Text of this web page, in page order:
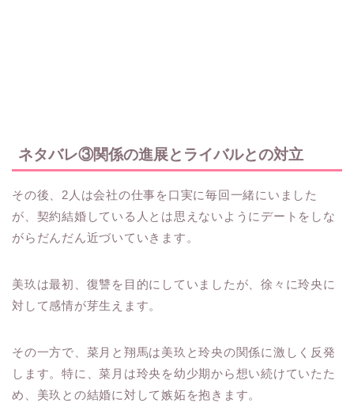
ネタバレ③関係の進展とライバルとの対立
その後、2人は会社の仕事を口実に毎回一緒にいました
が、契約結婚している人とは思えないようにデートをしな
がらだんだん近づいていきます。
美玖は最初、復讐を目的にしていましたが、徐々に玲央に
対して感情が芽生えます。
その一方で、菜月と翔馬は美玖と玲央の関係に激しく反発
します。特に、菜月は玲央を幼少期から想い続けていたた
め、美玖との結婚に対して嫉妬を抱きます。